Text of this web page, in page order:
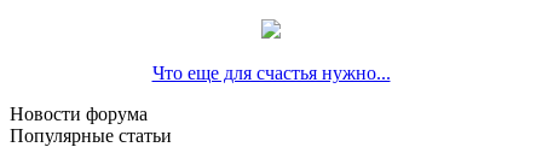
Что еще для счастья нужно...
Новости форума
Популярные статьи